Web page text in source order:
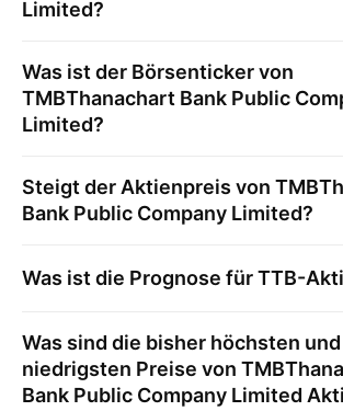
Limited?
Was ist der Börsenticker von
TMBThanachart Bank Public
Limited?
Steigt der Aktienpreis von
Bank Public Company Limited?
Was ist die Prognose fürTTB-
Was sind die bisher höchsten und
niedrigsten Preise von
Bank Public Company Limited